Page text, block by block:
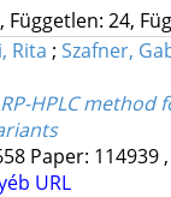
24,
Rita ; Szafner,
HPLC
Paper: 114939
URL